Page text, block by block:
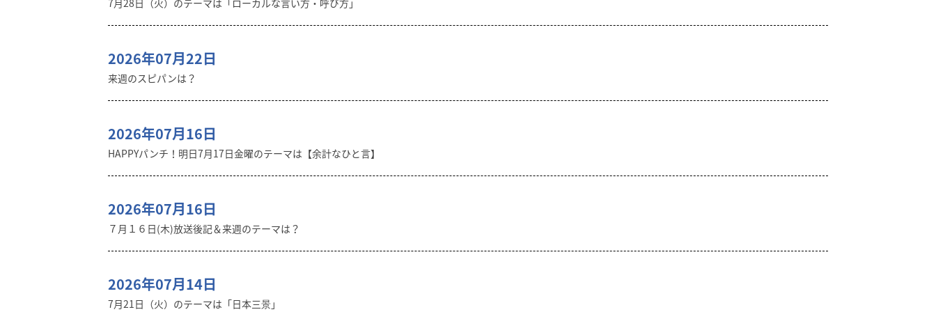
7月28日（火）のテーマは「ローカルな言い方・呼び方」
2026年07月22日
来週のスピパンは？
2026年07月16日
HAPPYパンチ！明日7月17日金曜のテーマは【余計なひと言】
2026年07月16日
７月１６日(木)放送後記＆来週のテーマは？
2026年07月14日
7月21日（火）のテーマは「日本三景」